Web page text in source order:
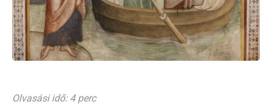
Olvasási idő: 4 perc